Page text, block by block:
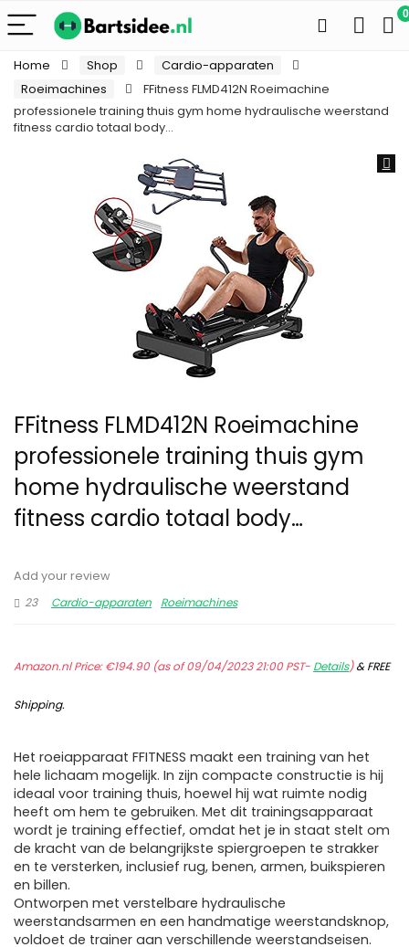
0
Home Shop
Cardio-apparaten
Roeimachines
FFitness FLMD412N Roeimachine
professionele training thuis gym home hydraulische weerstand
fitness cardio totaal body…
FFitness FLMD412N Roeimachine
professionele training thuis gym
home hydraulische weerstand
fitness cardio totaal body…
Add your review
23
Cardio-apparaten Roeimachines
Amazon.nl Price:€194.90(as of 09/04/2023 21:00 PST- Details)&FREE
Shipping.
Het roeiapparaat FFITNESS maakt een training van het
hele lichaam mogelijk. In zijn compacte constructie is hij
ideaal voor training thuis, hoewel hij wat ruimte nodig
heeft om hem te gebruiken. Met dit trainingsapparaat
wordt je training effectief, omdat het je in staat stelt om
de kracht van de belangrijkste spiergroepen te strakker
en te versterken, inclusief rug, benen, armen, buikspieren
en billen.
Ontworpen met verstelbare hydraulische
weerstandsarmen en een handmatige weerstandsknop,
voldoet de trainer aan verschillende weerstandseisen.